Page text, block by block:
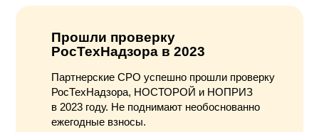
Прошли проверку
РосТехНадзора в 2023
Партнерcкие СРО успешно прошли проверку
РосТехНадзора, НОСТОРОЙ и НОПРИЗ
в 2023 году. Не поднимают необоснованно
ежегодные взносы.